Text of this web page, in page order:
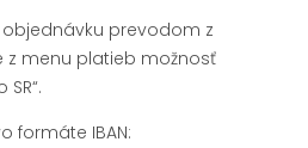
objednávku prevodom z
z menu platieb možnosť
formáte IBAN: